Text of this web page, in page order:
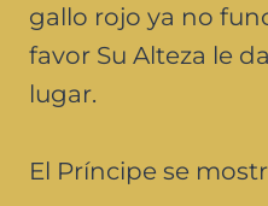
gallo rojo ya no
favor Su Alteza le
lugar.
El Príncipe se